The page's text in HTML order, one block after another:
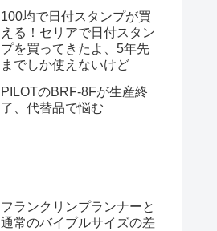
100均で日付スタンプが買
える！セリアで日付スタン
プを買ってきたよ、5年先
までしか使えないけど
PILOTのBRF-8Fが生産終
了、代替品で悩む
フランクリンプランナーと
通常のバイブルサイズの差